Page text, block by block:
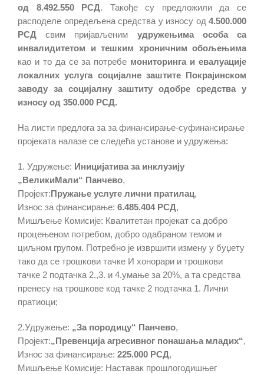
од 8.492.550 РСД. Такође су предложили да се
расподеле опредељена средства у износу од 4.500.000
РСД свим пријављеним удружењима особа са
инвалидитетом и тешким хроничним обољењима
као и то да се за потребе мониторинга и евалуације
локалних услуга социјалне заштите Покрајинском
заводу за социјалну заштиту одобре средства у
износу од 350.000 РСД.
На листи предлога за за финансирање-суфинансирање
пројеката налазе се следећа установе и удружења:
1. Удружење: Иницијатива за инклузију
„ВеликиМали“ Панчево,
Пројект:Пружање услуге лични пратилац,
Износ за финансирање: 6.485.404 РСД,
Мишљење Комисије: Квалитетан пројекат са добро
процењеном потребом, добро одабраном темом и
циљном групом. Потребно је извршити измену у буџету
тако да се трошкови тачке И хонорари и трошкови
тачке 2 подтачка 2.,3. и 4.умање за 20%, а та средства
пренесу на трошкове код тачке 2 подтачка 1. Лични
пратиоци;
2.Удружење: „За породицу“ Панчево,
Пројект:„Превенција агресивног понашања младих“,
Износ за финансирање: 225.000 РСД,
Мишљење Комисије: Наставак прошлогодишњег